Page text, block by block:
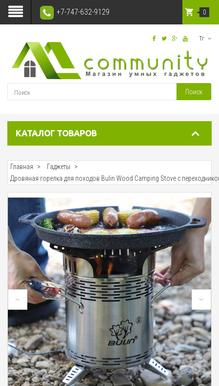
+7-747-632-9129
Тг
Поиск
0
КАТАЛОГ ТОВАРОВ
Главная
Гаджеты
Дровяная горелка для походов Bulin Wood Camping Stove с